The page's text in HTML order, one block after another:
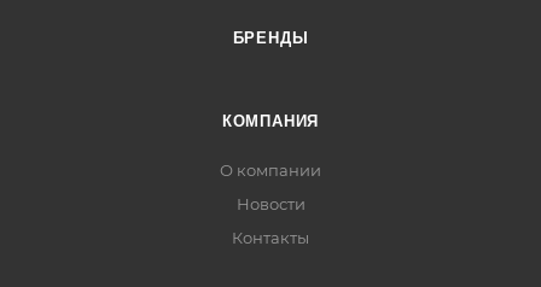
БРЕНДЫ
КОМПАНИЯ
О компании
Новости
Контакты